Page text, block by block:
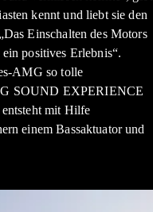
kennt und liebt sie den
Einschalten des Motors
positives Erlebnis“.
AMG so tolle
SOUND EXPERIENCE
mit Hilfe
einem Bassaktuator und